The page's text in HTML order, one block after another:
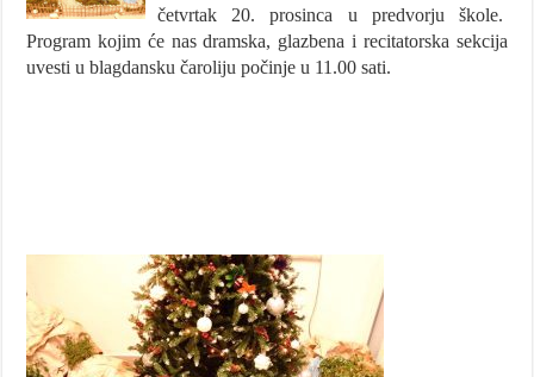
četvrtak 20. prosinca u predvorju škole.
Program kojim će nas dramska, glazbena i recitatorska sekcija
uvesti u blagdansku čaroliju počinje u 11.00 sati.